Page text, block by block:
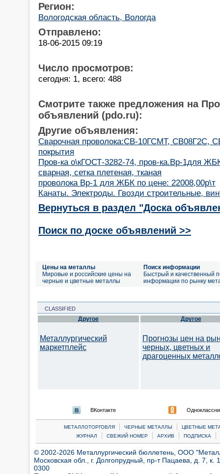
Регион:
Вологодская область, Вологда
Отправлено:
18-06-2015 09:19
Число просмотров:
сегодня: 1, всего: 488
Смотрите также предложения на
объявлений (pdo.ru):
Другие объявления:
Cварочная проволока:СВ-10ГСМТ, СВ08Г2С,
покрытия
Пров-ка о\кГОСТ-3282-74, пров-ка.Вр-1для
сварная, сетка плетеная, тканая
проволока Вр-1 для ЖБК по цене: 22008,00р\т
Канаты. Электроды. Гвозди строительные,
Вернуться в раздел "Доска
Поиск по доске объявлений >>
Цены на металлы
Мировые и российские цены на
черные и цветные металлы
Поиск информации
Быстрый и качественный
информации по рынку
CLASSIFIED
Другое
Металлургический
маркетплейс
Другое
Прогнозы цен на
черных, цветных и
драгоценных
ВКонтакте
МЕТАЛЛОТОРГОВЛЯ | ЧЕРНЫЕ МЕТАЛЛЫ |
ЦВЕТНЫЕ
ЖУРНАЛ
| СВЕЖИЙ НОМЕР | АРХИВ | ПОДПИСКА |
© 2002-2026 Металлургический бюллетень, ООО
Московская обл., г. Долгопрудный, пр-т Пацаева, д. 7,
0300